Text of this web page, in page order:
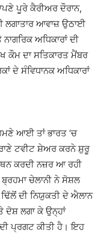
ਪੂਰੇ ਕੈਰੀਅਰ ਦੌਰਾਨ,
ਲਗਾਤਾਰ ਆਵਾਜ਼ ਉਠਾਈ
ਅਧਿਕਾਰਾਂ ਦੀ
ਕੌਮ ਦਾ ਸਤਿਕਾਰਤ ਮੈਂਬਰ
ਦੇ ਸੰਵਿਧਾਨਕ ਅਧਿਕਾਰਾਂ
ਆਈ ਤਾਂ ਭਾਰਤ ‘ਚ
ਟਵੀਟ ਸ਼ੇਅਰ ਕਰਨੇ ਸ਼ੁਰੂ
ਕਰਦੀ ਨਜ਼ਰ ਆ ਰਹੀ
ਚੇਲਾਨੀ ਨੇ ਸੋਸ਼ਲ
ਦੀ ਨਿਯੁਕਤੀ ਦੇ ਐਲਾਨ
ਦੋਸ਼ ਲਗਾ ਕੇ ਉਨ੍ਹਾਂ
ਪ੍ਰਗਟ ਕੀਤੀ ਹੈ। ਇਹ